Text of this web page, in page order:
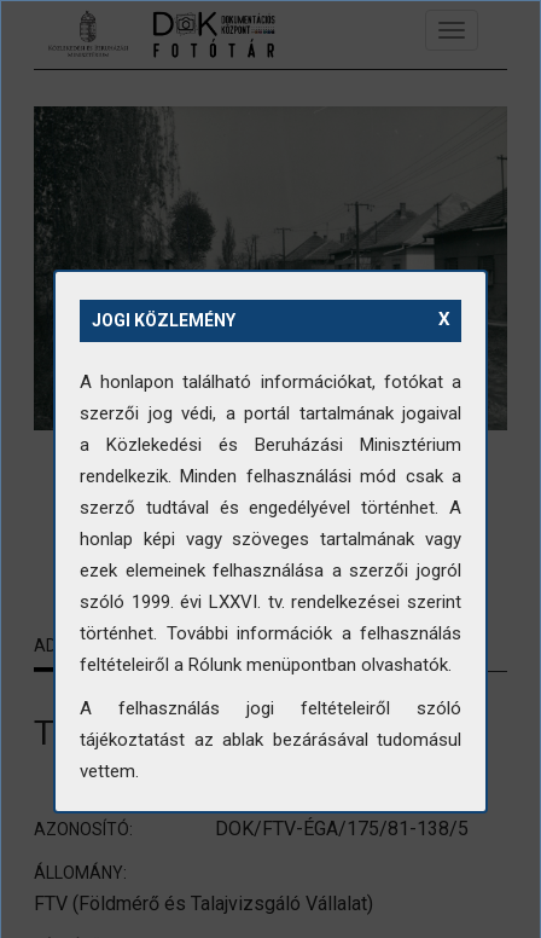
Ugrás a tartalomra
Toggle
navigation
LETÖLTÉS
ADATLAP
Törökszentmiklósi utcakép
AZONOSÍTÓ: DOK/FTV-ÉGA/175/81-138/5
ÁLLOMÁNY:
FTV (Földmérő és Talajvizsgáló Vállalat)
X
JOGI KÖZLEMÉNY
A honlapon található információkat, fotókat a
szerzői jog védi, a portál tartalmának jogaival
a Közlekedési és Beruházási Minisztérium
rendelkezik. Minden felhasználási mód csak a
szerző tudtával és engedélyével történhet. A
honlap képi vagy szöveges tartalmának vagy
ezek elemeinek felhasználása a szerzői jogról
szóló 1999. évi LXXVI. tv. rendelkezései szerint
történhet. További információk a felhasználás
feltételeiről a Rólunk menüpontban olvashatók.
A felhasználás jogi feltételeiről szóló
tájékoztatást az ablak bezárásával tudomásul
vettem.